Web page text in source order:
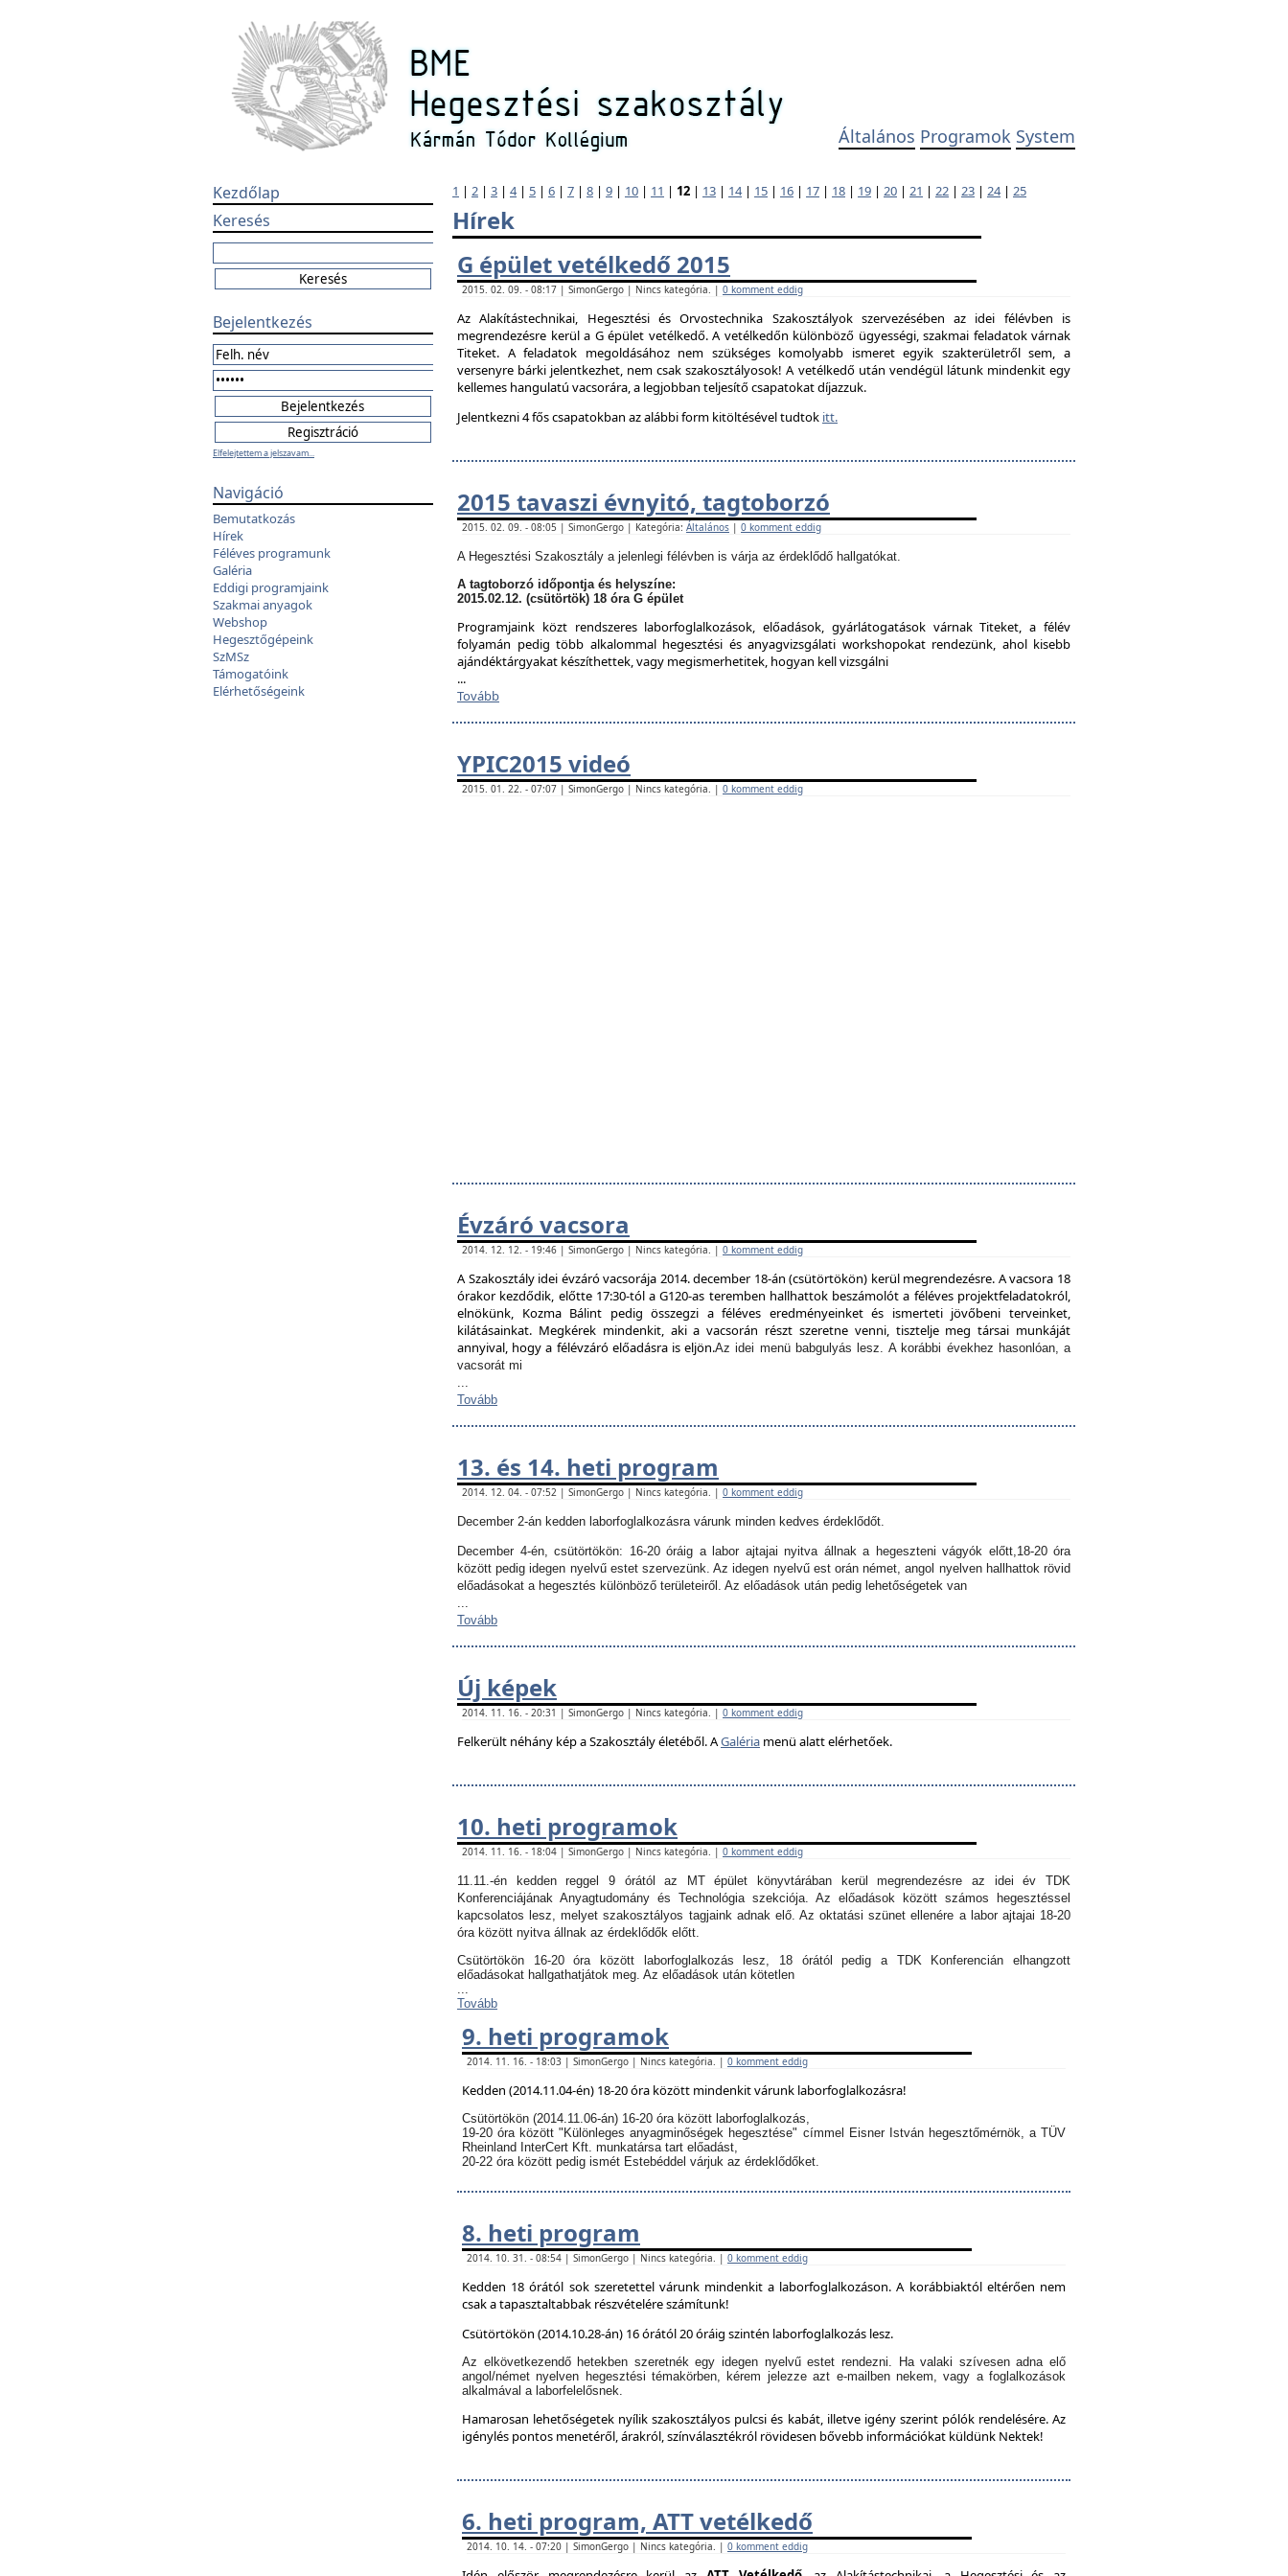
Általános Programok System
Kezdőlap
Keresés
Bejelentkezés
Elfelejtettem a jelszavam...
Navigáció
Bemutatkozás
Hírek
Féléves programunk
Galéria
Eddigi programjaink
Szakmai anyagok
Webshop
Hegesztőgépeink
SzMSz
Támogatóink
Elérhetőségeink
1 | 2 | 3 | 4| 5 | 6 | 7 | 8 | 9 | 10 | 11 | 12 | 13 | 14| 15 | 16 | 17 | 18 | 19 | 20 | 21 | 22 | 23 | 24| 25
Hírek
G épület vetélkedő 2015
2015. 02. 09. - 08:17 | SimonGergo | Nincs kategória. | 0 komment eddig
Az Alakítástechnikai, Hegesztési és Orvostechnika Szakosztályok szervezésében az idei félévben is
megrendezésre kerül a G épület vetélkedő. A vetélkedőn különböző ügyességi, szakmai feladatok várnak
Titeket. A feladatok megoldásához nem szükséges komolyabb ismeret egyik szakterületről sem, a
versenyre bárki jelentkezhet, nem csak szakosztályosok! A vetélkedő után vendégül látunk mindenkit egy
kellemes hangulatú vacsorára, a legjobban teljesítő csapatokat díjazzuk.
Jelentkezni 4 fős csapatokban az alábbi form kitöltésével tudtok itt.
2015 tavaszi évnyitó, tagtoborzó
2015. 02. 09. - 08:05 | SimonGergo | Kategória: Általános | 0 komment eddig
A Hegesztési Szakosztály a jelenlegi félévben is várja az érdeklődő hallgatókat.
A tagtoborzó időpontja és helyszíne:
2015.02.12. (csütörtök) 18 óra G épület
Programjaink közt rendszeres laborfoglalkozások, előadások, gyárlátogatások várnak Titeket, a félév
folyamán pedig több alkalommal hegesztési és anyagvizsgálati workshopokat rendezünk, ahol kisebb
ajándéktárgyakat készíthettek, vagy megismerhetitek, hogyan kell vizsgálni
...
Tovább
YPIC2015 videó
2015. 01. 22. - 07:07 | SimonGergo | Nincs kategória. | 0 komment eddig
Évzáró vacsora
2014. 12. 12. - 19:46 | SimonGergo | Nincs kategória. | 0 komment eddig
A Szakosztály idei évzáró vacsorája 2014. december 18-án (csütörtökön) kerül megrendezésre. A vacsora 18
órakor kezdődik, előtte 17:30-tól a G120-as teremben hallhattok beszámolót a féléves projektfeladatokról,
elnökünk, Kozma Bálint pedig összegzi a féléves eredményeinket és ismerteti jövőbeni terveinket,
kilátásainkat. Megkérek mindenkit, aki a vacsorán részt szeretne venni, tisztelje meg társai munkáját
annyival, hogy a félévzáró előadásra is eljön.Az idei menü babgulyás lesz.A korábbi évekhez hasonlóan, a
vacsorát mi
...
Tovább
13. és 14. heti program
2014. 12. 04. - 07:52 | SimonGergo | Nincs kategória. | 0 komment eddig
December 2-án kedden laborfoglalkozásra várunk minden kedves érdeklődőt.
December 4-én, csütörtökön: 16-20 óráig a labor ajtajai nyitva állnak a hegeszteni vágyók előtt,18-20 óra
között pedig idegen nyelvű estet szervezünk. Az idegen nyelvű est orán német, angol nyelven hallhattok rövid
előadásokat a hegesztés különböző területeiről. Az előadások után pedig lehetőségetek van
...
Tovább
Új képek
2014. 11. 16. - 20:31 | SimonGergo | Nincs kategória. | 0 komment eddig
Felkerült néhány kép a Szakosztály életéből. AGaléria menü alatt elérhetőek.
10. heti programok
2014. 11. 16. - 18:04 | SimonGergo | Nincs kategória. | 0 komment eddig
11.11.-én kedden reggel 9 órától az MT épület könyvtárában kerül megrendezésre az idei év TDK
Konferenciájának Anyagtudomány és Technológia szekciója. Az előadások között számos hegesztéssel
kapcsolatos lesz, melyet szakosztályos tagjaink adnak elő. Az oktatási szünet ellenére a labor ajtajai 18-20
óra között nyitva állnak az érdeklődők előtt.
Csütörtökön 16-20 óra között laborfoglalkozás lesz, 18 órától pedig a TDK Konferencián elhangzott
előadásokat hallgathatjátok meg. Az előadások után kötetlen
...
Tovább
9. heti programok
2014. 11. 16. - 18:03 | SimonGergo | Nincs kategória. | 0 komment eddig
Kedden (2014.11.04-én) 18-20 óra között mindenkit várunk laborfoglalkozásra!
Csütörtökön (2014.11.06-án) 16-20 óra között laborfoglalkozás,
19-20 óra között "Különleges anyagminőségek hegesztése" címmel Eisner István hegesztőmérnök, a TÜV
Rheinland InterCert Kft. munkatársa tart előadást,
20-22 óra között pedig ismét Estebéddel várjuk az érdeklődőket.
8. heti program
2014. 10. 31. - 08:54 | SimonGergo | Nincs kategória. | 0 komment eddig
Kedden 18 órától sok szeretettel várunk mindenkit a laborfoglalkozáson. A korábbiaktól eltérően nem
csak a tapasztaltabbak részvételére számítunk!
Csütörtökön (2014.10.28-án) 16 órától 20 óráig szintén laborfoglalkozás lesz.
Az elkövetkezendő hetekben szeretnék egy idegen nyelvű estet rendezni. Ha valaki szívesen adna elő
angol/német nyelven hegesztési témakörben, kérem jelezze azt e-mailben nekem, vagy a foglalkozások
alkalmával a laborfelelősnek.
Hamarosan lehetőségetek nyílik szakosztályos pulcsi és kabát, illetve igény szerint pólók rendelésére. Az
igénylés pontos menetéről, árakról, színválasztékról rövidesen bővebb információkat küldünk Nektek!
6. heti program, ATT vetélkedő
2014. 10. 14. - 07:20 | SimonGergo | Nincs kategória. | 0 komment eddig